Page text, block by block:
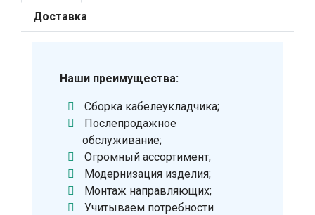
Доставка
Наши преимущества:
Сборка кабелеукладчика;
Послепродажное
обслуживание;
Огромный ассортимент;
Модернизация изделия;
Монтаж направляющих;
Учитываем потребности